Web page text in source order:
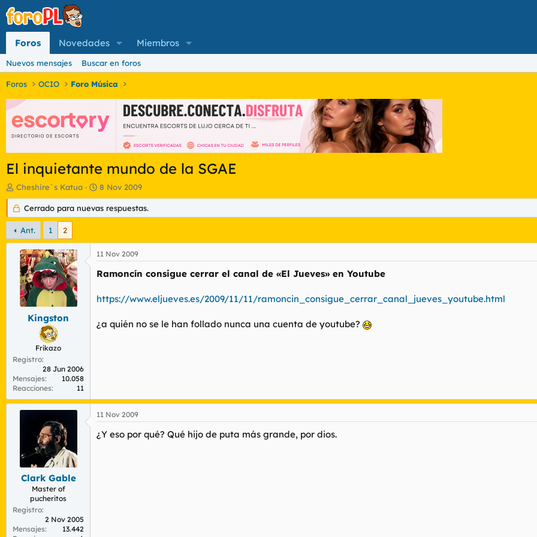
Foros Novedades Miembros
Nuevos mensajes Buscar en foros
Foros OCIO Foro Música
El inquietante mundo de la SGAE
I
n
i
c
i
a
d
o
d
e
Cheshire´s Katua
F
e
c
h
e
i
n
i
8 Nov 2009
Cerrado para nuevas respuestas.
Ant. 1 2
Kingston
Frikazo
Registro
28 Jun 2006
Mensajes
10.058
Reacciones
11
11 Nov 2009
Ramoncín consigue cerrar el canal de «El Jueves» en Youtube
https://www.eljueves.es/2009/11/11/ramoncin_consigue_cerrar_canal_jueves_youtube.html
¿a quién no se le han follado nunca una cuenta de youtube?
Clark Gable
Master of
pucheritos
Registro
2 Nov 2005
Mensajes
13.442
11 Nov 2009
¿Y eso por qué? Qué hijo de puta más grande, por dios.